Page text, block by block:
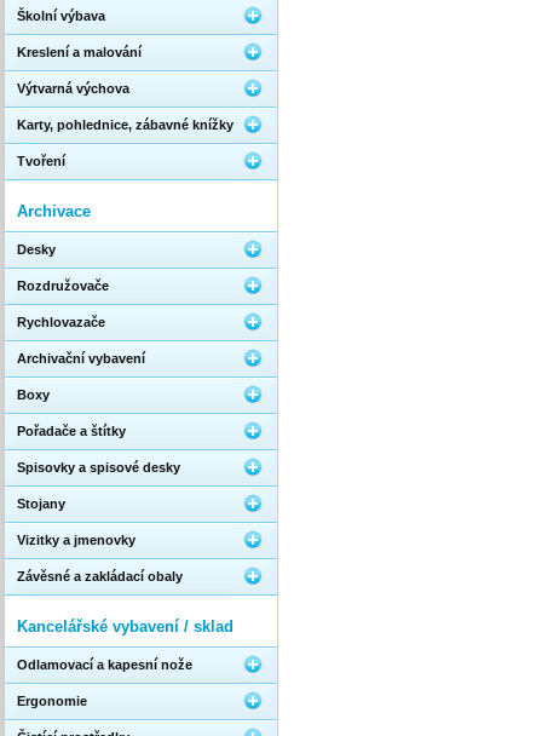
Školní výbava
Kreslení a malování
Výtvarná výchova
Karty, pohlednice, zábavné knížky
Tvoření
Archivace
Desky
Rozdružovače
Rychlovazače
Archivační vybavení
Boxy
Pořadače a štítky
Spisovky a spisové desky
Stojany
Vizitky a jmenovky
Závěsné a zakládací obaly
Kancelářské vybavení / sklad
Odlamovací a kapesní nože
Ergonomie